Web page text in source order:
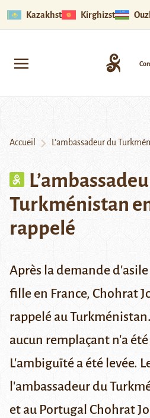
Kazakhstan Kirghizstan
Accueil L’ambassadeur du
Turkménistan
rappelé
Après la demande
fille en France, Chohrat
rappelé au
aucun remplaçant n'a
L'ambiguïté a été levée.
l'ambassadeur du
et au Portugal Chohrat